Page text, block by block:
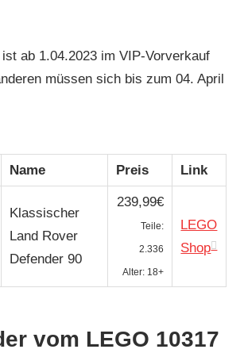
ab 1.04.2023 im VIP-Vorverkauf
müssen sich bis zum 04. April
Name Preis Link
Klassischer
Land Rover
Defender 90
239,99€
Teile:
2.336
Alter: 18+
LEGO
Shop
vom LEGO 10317